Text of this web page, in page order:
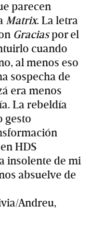
parecen
Matrix. La letra
Graciaspor el
cuando
al menos eso
sospecha de
era menos
La rebeldía
gesto
HDS
insolente de mi
absuelve de
Andreu,